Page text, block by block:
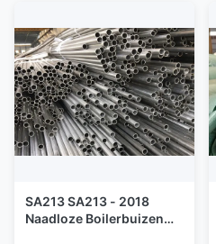
SA213 SA213 - 2018
Naadloze Boilerbuizen